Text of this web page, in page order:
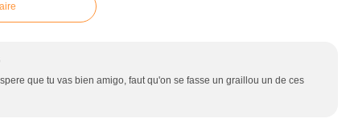
que tu vas bien amigo, faut qu'on se fasse un graillou un de ces